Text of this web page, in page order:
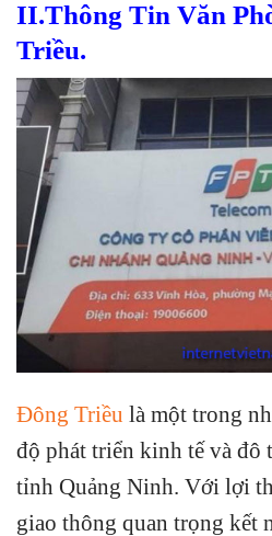
II.Thông Tin Văn
Triều.
Đông Triều là một trong
độ phát triển kinh tế và đô
tỉnh Quảng Ninh. Với lợi
giao thông quan trọng kết